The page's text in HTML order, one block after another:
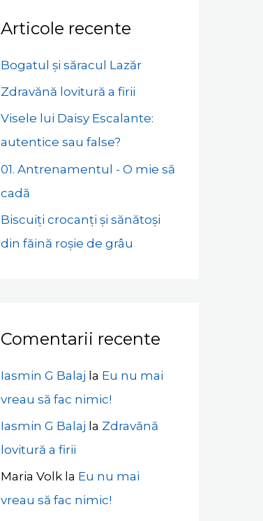
Articole recente
Bogatul și săracul Lazăr
Zdravănă lovitură a firii
Visele lui Daisy Escalante:
autentice sau false?
01. Antrenamentul - O mie să
cadă
Biscuiți crocanți și sănătoși
din făină roșie de grâu
Comentarii recente
Iasmin G Balaj la Eu nu mai
vreau să fac nimic!
Iasmin G Balaj la Zdravănă
lovitură a firii
Maria Volk la Eu nu mai
vreau să fac nimic!